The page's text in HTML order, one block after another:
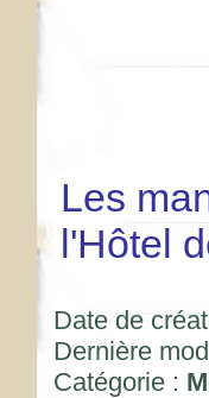
Les
l'Hôtel
Date de
Dernière
Catégorie :